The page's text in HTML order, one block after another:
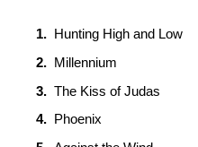
Hunting High and Low
Millennium
The Kiss of Judas
Phoenix